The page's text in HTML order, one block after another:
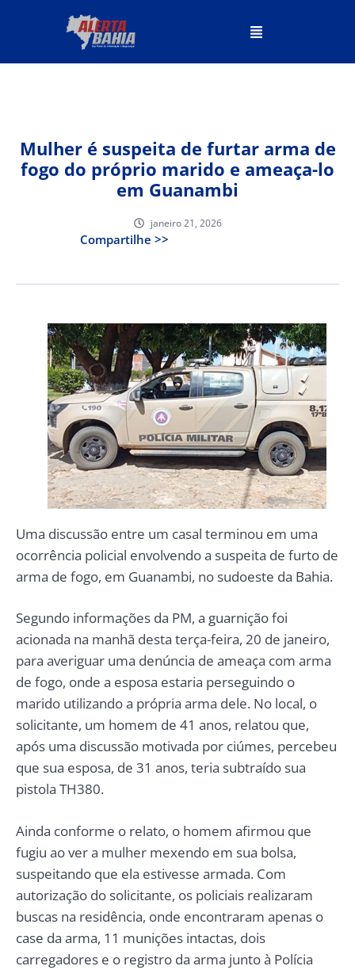
Mulher é suspeita de furtar arma de
fogo do próprio marido e ameaça-lo
em Guanambi
janeiro 21, 2026
Compartilhe >>
Uma discussão entre um casal terminou em uma
ocorrência policial envolvendo a suspeita de furto de
arma de fogo, em Guanambi, no sudoeste da Bahia.
Segundo informações da PM, a guarnição foi
acionada na manhã desta terça-feira, 20 de janeiro,
para averiguar uma denúncia de ameaça com arma
de fogo, onde a esposa estaria perseguindo o
marido utilizando a própria arma dele. No local, o
solicitante, um homem de 41 anos, relatou que,
após uma discussão motivada por ciúmes, percebeu
que sua esposa, de 31 anos, teria subtraído sua
pistola TH380.
Ainda conforme o relato, o homem afirmou que
fugiu ao ver a mulher mexendo em sua bolsa,
suspeitando que ela estivesse armada. Com
autorização do solicitante, os policiais realizaram
buscas na residência, onde encontraram apenas o
case da arma, 11 munições intactas, dois
carregadores e o registro da arma junto à Polícia